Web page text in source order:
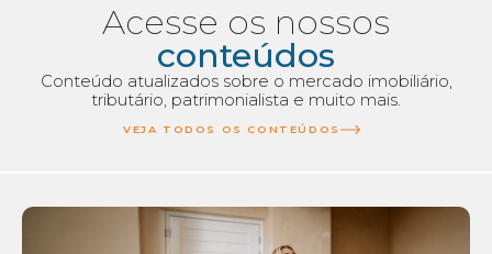
Acesse os nossos
conteúdos
Conteúdo atualizados sobre o mercado imobiliário,
tributário, patrimonialista e muito mais.
VEJA TODOS OS CONTEÚDOS